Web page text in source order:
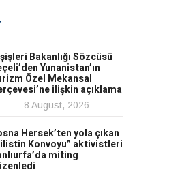
Bakanlığı Sözcüsü
Yunanistan’ın
Özel Mekansal
ilişkin açıklama
8 August, 2026
Hersek’ten yola çıkan
Konvoyu” aktivistleri
miting